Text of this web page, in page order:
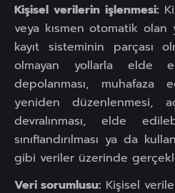
Kişisel verilerin işlenmesi:
veya kısmen otomatik
kayıt sisteminin parçası
olmayan yollarla elde
depolanması, muhafaza
yeniden düzenlenmesi,
devralınması, elde
sınıflandırılması ya da
gibi veriler üzerinde
Veri sorumlusu: Kişisel